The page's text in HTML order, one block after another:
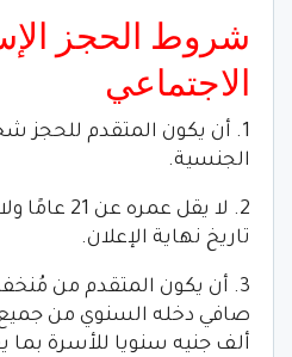
شروط الحجز
الاجتماعي
1. أن يكون المتقدم
الجنسية.
تاريخ نهاية الإعلان.
3. أن يكون المتقدم من